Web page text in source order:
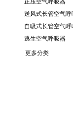
正压空气呼吸器
送风式长管空气呼
自吸式长管空气呼
逃生空气呼吸器
更多分类